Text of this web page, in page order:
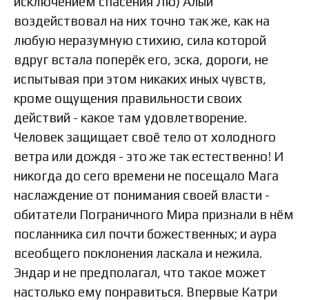
воздействовал на них точно так же, как на
любую неразумную стихию, сила которой
вдруг встала поперёк его, эска, дороги, не
испытывая при этом никаких иных чувств,
кроме ощущения правильности своих
действий - какое там удовлетворение.
Человек защищает своё тело от холодного
ветра или дождя - это же так естественно! И
никогда до сего времени не посещало Мага
наслаждение от понимания своей власти -
обитатели Пограничного Мира признали в нём
посланника сил почти божественных; и аура
всеобщего поклонения ласкала и нежила.
Эндар и не предполагал, что такое может
настолько ему понравиться. Впервые Катри